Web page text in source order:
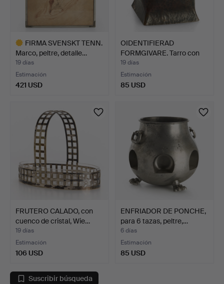
FIRMA SVENSKT TENN.
Marco, peltre, detalle…
19 días
Estimación
421 USD
seleccionado
OIDENTIFIERAD
FORMGIVARE. Tarro con
tapa c…
19 días
Estimación
85 USD
FRUTERO CALADO, con
cuenco de cristal, Wie…
19 días
Estimación
106 USD
ENFRIADOR DE PONCHE,
para 6 tazas, peltre,…
6 días
Estimación
85 USD
Suscribir búsqueda